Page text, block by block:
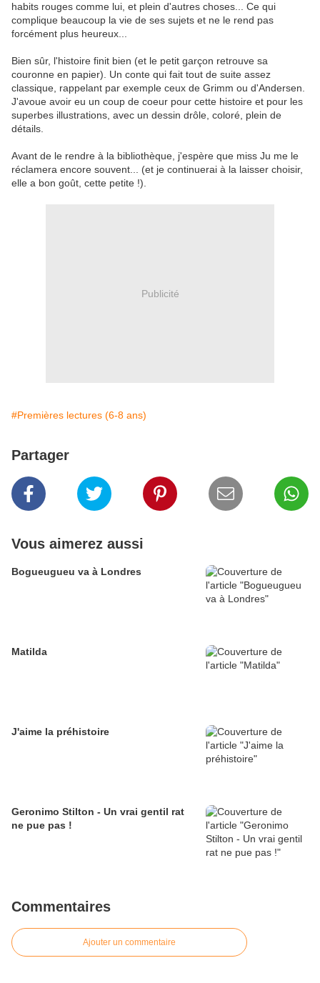
habits rouges comme lui, et plein d'autres choses... Ce qui
complique beaucoup la vie de ses sujets et ne le rend pas
forcément plus heureux...
Bien sûr, l'histoire finit bien (et le petit garçon retrouve sa
couronne en papier). Un conte qui fait tout de suite assez
classique, rappelant par exemple ceux de Grimm ou d'Andersen.
J'avoue avoir eu un coup de coeur pour cette histoire et pour les
superbes illustrations, avec un dessin drôle, coloré, plein de
détails.
Avant de le rendre à la bibliothèque, j'espère que miss Ju me le
réclamera encore souvent... (et je continuerai à la laisser choisir,
elle a bon goût, cette petite !).
Publicité
#Premières lectures (6-8 ans)
Partager
Vous aimerez aussi
Bogueugueu va à Londres
Matilda
J'aime la préhistoire
Geronimo Stilton - Un vrai gentil rat
ne pue pas !
Commentaires
Ajouter un commentaire